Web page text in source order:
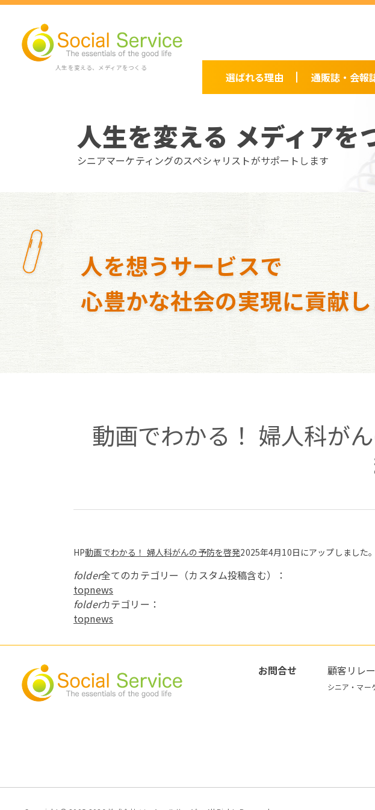
人生を変える、メディアをつくる
選ばれる理由 通販誌・会報
人生を変える メディアを
シニアマーケティングのスペシャリストがサポートします
人を想うサービスで
心豊かな社会の実現に貢献
動画でわかる！ 婦人科が
HP動画でわかる！ 婦人科がんの予防を啓発2025年4月10日にアップしました。
folder全てのカテゴリー（カスタム投稿含む）：
topnews
folderカテゴリー：
topnews
お問合せ 顧客リレ
シニア・マー